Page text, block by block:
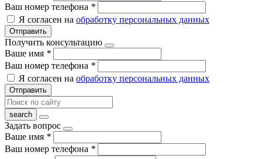
Ваш номер телефона *
Я согласен на обработку персональных данных
Отправить
Получить консультацию
Ваше имя *
Ваш номер телефона *
Я согласен на обработку персональных данных
Отправить
Задать вопрос
Ваше имя *
Ваш номер телефона *